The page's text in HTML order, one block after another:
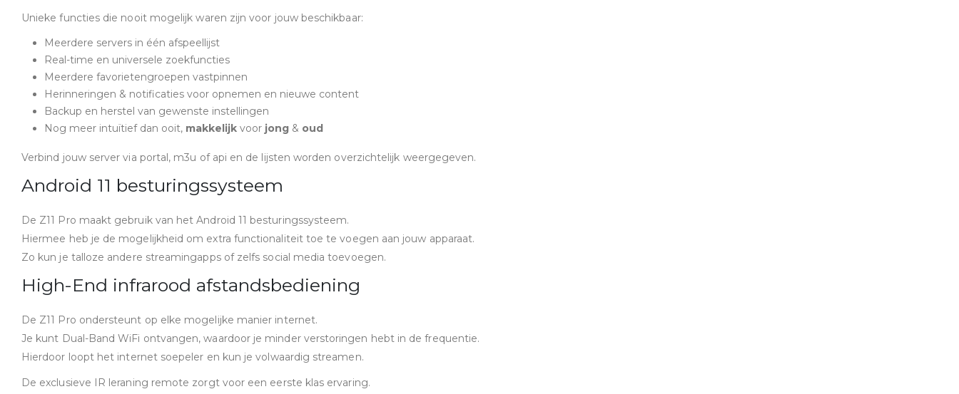
Unieke functies die nooit mogelijk waren zijn voor jouw beschikbaar:
Meerdere servers in één afspeellijst
Real-time en universele zoekfuncties
Meerdere favorietengroepen vastpinnen
Herinneringen & notificaties voor opnemen en nieuwe content
Backup en herstel van gewenste instellingen
Nog meer intuïtief dan ooit, makkelijk voor jong & oud
Verbind jouw server via portal, m3u of api en de lijsten worden overzichtelijk weergegeven.
Android 11 besturingssysteem
De Z11 Pro maakt gebruik van het Android 11 besturingssysteem.
Hiermee heb je de mogelijkheid om extra functionaliteit toe te voegen aan jouw apparaat.
Zo kun je talloze andere streamingapps of zelfs social media toevoegen.
High-End infrarood afstandsbediening
De Z11 Pro ondersteunt op elke mogelijke manier internet.
Je kunt Dual-Band WiFi ontvangen, waardoor je minder verstoringen hebt in de frequentie.
Hierdoor loopt het internet soepeler en kun je volwaardig streamen.
De exclusieve IR leraning remote zorgt voor een eerste klas ervaring.